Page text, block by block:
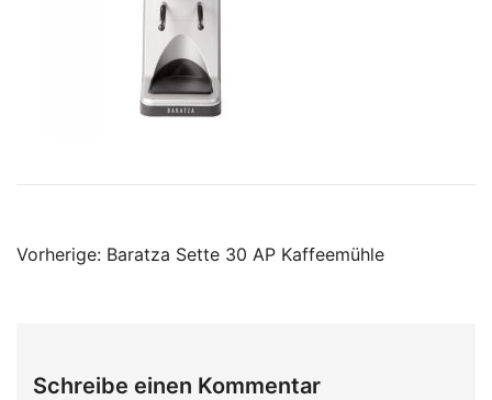
Beitragsnavigation
Vorherige: Baratza Sette 30 AP Kaffeemühle
Schreibe einen Kommentar